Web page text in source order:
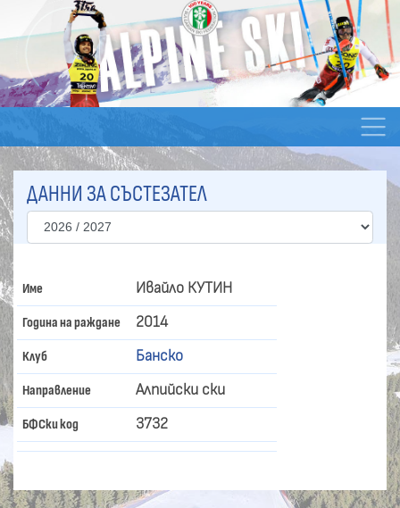
ДАННИ ЗА СЪСТЕЗАТЕЛ
Име Ивайло КУТИН
Година на раждане 2014
Клуб Банско
Направление Алпийски ски
БФСки код 3732